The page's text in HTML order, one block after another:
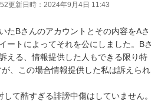
更新日時： 2024年9月4日 11:43
たBさんのアカウントとその内容をAさ
ートによってそれを公にしました。Bさ
える、情報提供した人もできる限り特
、この場合情報提供した私は訴えられ
て酷すぎる誹謗中傷はしていません。